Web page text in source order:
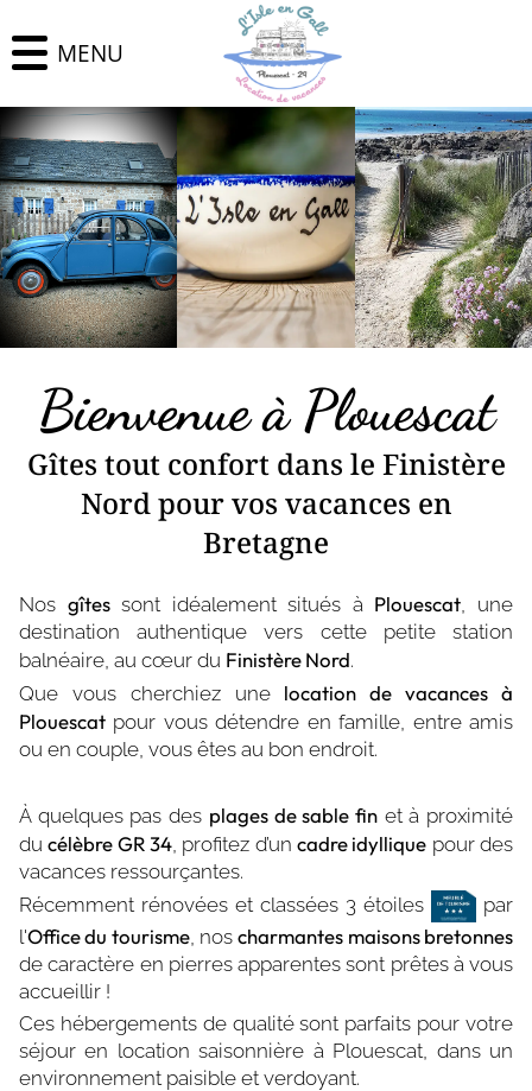
MENU
Bienvenue à Plouescat
Gîtes tout confort dans le Finistère
Nord pour vos vacances en
Bretagne
Nos gîtessont idéalement situés à Plouescat , une
destination authentique vers cette petite station
balnéaire, au cœur du Finistère Nord.
Que vous cherchiez une location de vacances à
Plouescat pour vous détendre en famille, entre amis
ou en couple, vous êtes au bon endroit.
À quelques pas des plages de sable finet à proximité
ducélèbre GR 34 , profitez d’uncadre idyllique pour des
vacances ressourçantes.
Récemment rénovées et classées 3 étoiles
par
l'Office du tourisme, noscharmantes maisons bretonnes
de caractère en pierres apparentes sont prêtes à vous
accueillir !
Ces hébergements de qualité sont parfaits pour votre
séjour en location saisonnière à Plouescat, dans un
environnement paisible et verdoyant.